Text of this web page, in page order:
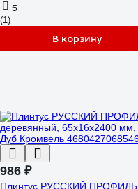
5
(1)
В корзину
986 ₽
Плинтус РУССКИЙ ПРОФИЛЬ